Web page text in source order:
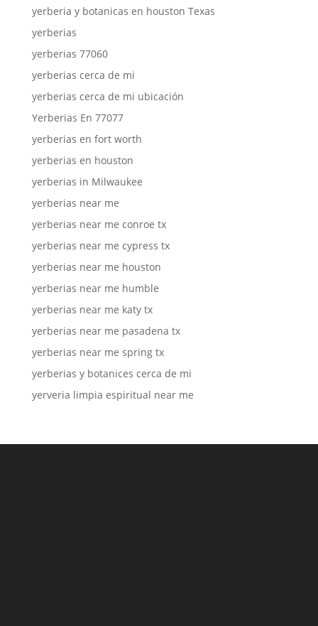
yerberia y botanicas en houston Texas
yerberias
yerberias 77060
yerberias cerca de mi
yerberias cerca de mi ubicación
Yerberias En 77077
yerberias en fort worth
yerberias en houston
yerberias in Milwaukee
yerberias near me
yerberias near me conroe tx
yerberias near me cypress tx
yerberias near me houston
yerberias near me humble
yerberias near me katy tx
yerberias near me pasadena tx
yerberias near me spring tx
yerberias y botanices cerca de mi
yerveria limpia espiritual near me